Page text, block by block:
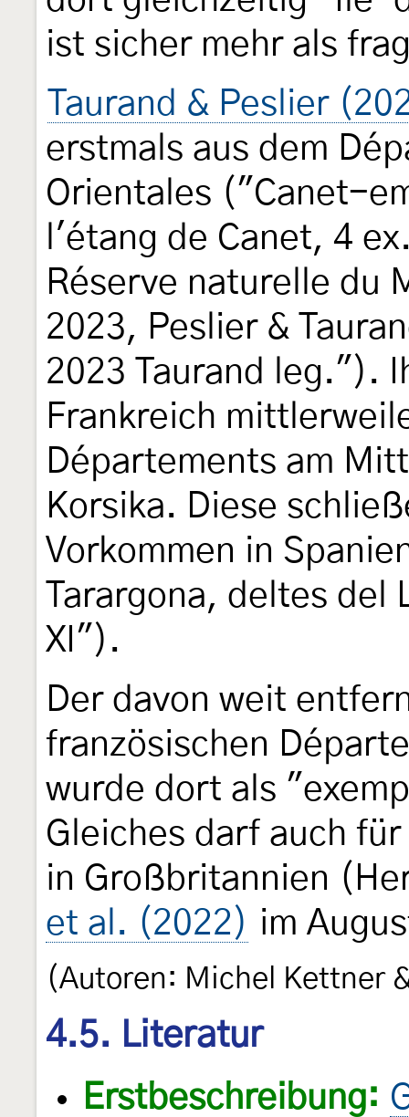
ist sicher mehr als
Taurand & Peslier
erstmals aus dem
Orientales ("Canet-
l'étang de Canet, 4
Réserve naturelle du
2023, Peslier &
2023 Taurand leg.").
Frankreich
Départements am
Korsika. Diese
Vorkommen in
Tarargona, deltes
XI").
Der davon weit
französischen
wurde dort als
Gleiches darf auch
in Großbritannien
et al. (2022) im
(Autoren: Michel Kettner
4.5. Literatur
Erstbeschreibung: